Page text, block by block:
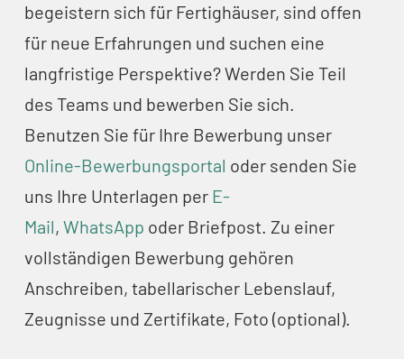
begeistern sich für Fertighäuser, sind offen
für neue Erfahrungen und suchen eine
langfristige Perspektive? Werden Sie Teil
des Teams und bewerben Sie sich.
Benutzen Sie für Ihre Bewerbung unser
Online-Bewerbungsportal oder senden Sie
uns Ihre Unterlagen per E-
Mail, WhatsApp oder Briefpost. Zu einer
vollständigen Bewerbung gehören
Anschreiben, tabellarischer Lebenslauf,
Zeugnisse und Zertifikate, Foto (optional).